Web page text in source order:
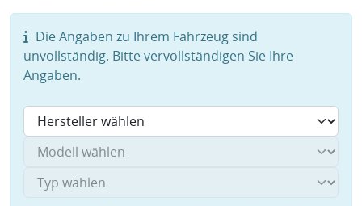
Die Angaben zu Ihrem Fahrzeug sind
unvollständig. Bitte vervollständigen Sie Ihre
Angaben.